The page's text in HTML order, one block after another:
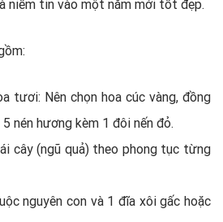
niềm tin vào một năm mới tốt đẹp.
tươi: Nên chọn hoa cúc vàng, đồng
nén hương kèm 1 đôi nến đỏ.
cây (ngũ quả) theo phong tục từng
nguyên con và 1 đĩa xôi gấc hoặc